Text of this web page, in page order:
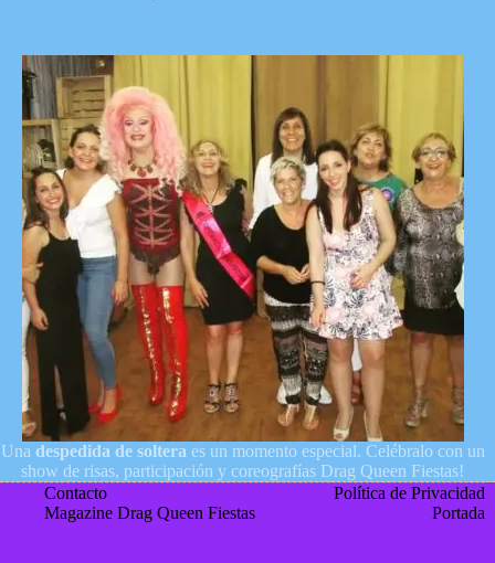
Una despedida de soltera es un momento especial. Celébralo con un
show de risas, participación y coreografías Drag Queen Fiestas!
Contacto
Política de Privacidad
Magazine Drag Queen Fiestas
Portada